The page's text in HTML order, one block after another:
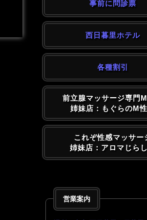
事前に問診票
西日暮里ホテル
各種割引
前立腺マッサージ専門
姉妹店：もぐらのM
これぞ性感マッサー
姉妹店：アロマじら
営業案内